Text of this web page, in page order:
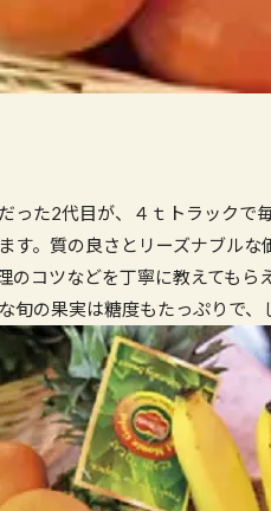
った2代目が、４ｔトラックで
す。質の良さとリーズナブル
のコツなどを丁寧に教えてもら
旬の果実は糖度もたっぷりで、